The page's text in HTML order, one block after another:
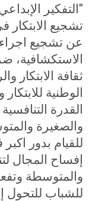
"التفكير
تشجيع الابتكار
عن تشجيع
الاستكشافية،
ثقافة الابتكار
الوطنية
القدرة
والصغيرة
للقيام بدور
إفساح المجال
والمتوسطة
للشباب للتحول